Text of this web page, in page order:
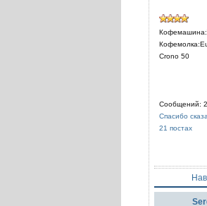
Crono 50
Сообщений:
Спасибо
21 постах